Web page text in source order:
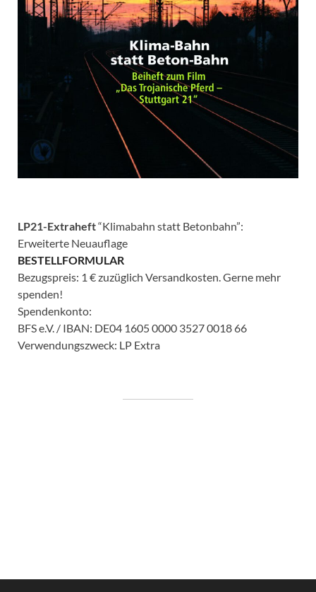
LP21-Extraheft“Klimabahn statt Betonbahn”:
Erweiterte Neuauflage
BESTELLFORMULAR
Bezugspreis: 1 € zuzüglich Versandkosten. Gerne mehr
spenden!
Spendenkonto:
BFS e.V. / IBAN: DE04 1605 0000 3527 0018 66
Verwendungszweck: LP Extra